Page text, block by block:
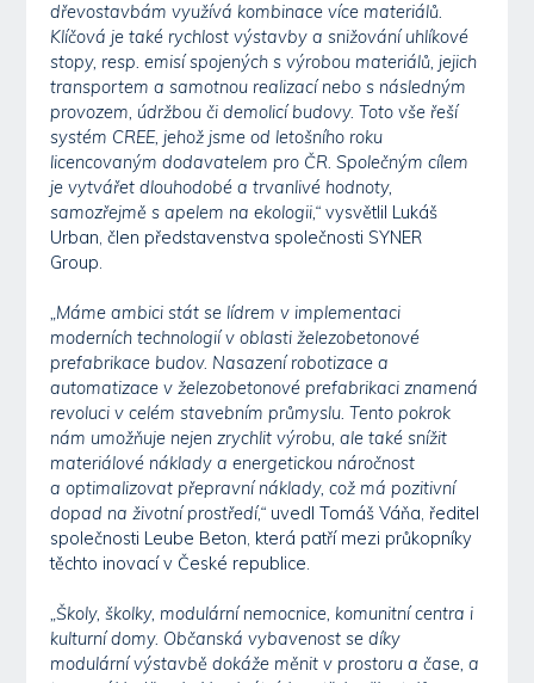
dřevostavbám využívá kombinace více materiálů.
Klíčová je také rychlost výstavby a snižování uhlíkové
stopy, resp. emisí spojených s výrobou materiálů, jejich
transportem a samotnou realizací nebo s následným
provozem, údržbou či demolicí budovy. Toto vše řeší
systém CREE, jehož jsme od letošního roku
licencovaným dodavatelem pro ČR. Společným cílem
je vytvářet dlouhodobé a trvanlivé hodnoty,
samozřejmě s apelem na ekologii,“ vysvětlil Lukáš
Urban, člen představenstva společnosti SYNER
Group.
„Máme ambici stát se lídrem v implementaci
moderních technologií v oblasti železobetonové
prefabrikace budov. Nasazení robotizace a
automatizace v železobetonové prefabrikaci znamená
revoluci v celém stavebním průmyslu. Tento pokrok
nám umožňuje nejen zrychlit výrobu, ale také snížit
materiálové náklady a energetickou náročnost
a optimalizovat přepravní náklady, což má pozitivní
dopad na životní prostředí,“ uvedl Tomáš Váňa, ředitel
společnosti Leube Beton, která patří mezi průkopníky
těchto inovací v České republice.
„Školy, školky, modulární nemocnice, komunitní centra i
kulturní domy. Občanská vybavenost se díky
modulární výstavbě dokáže měnit v prostoru a čase, a